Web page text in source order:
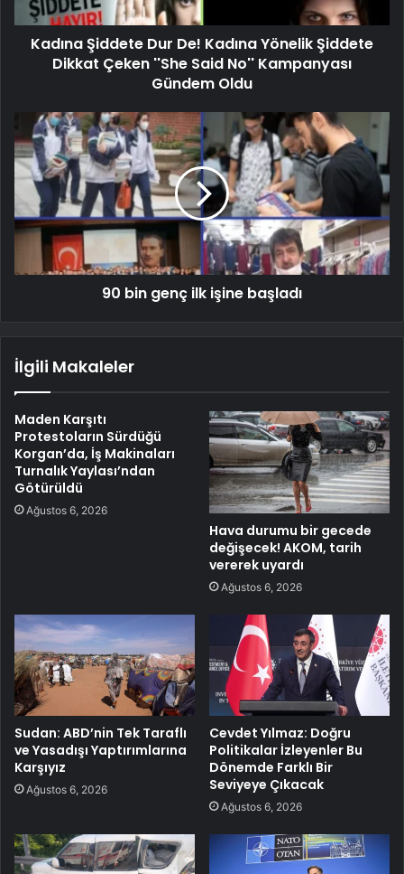
Kadına Şiddete Dur De! Kadına Yönelik Şiddete
Dikkat Çeken ''She Said No'' Kampanyası
Gündem Oldu
90 bin genç ilk işine başladı
İlgili Makaleler
Maden Karşıtı
Protestoların Sürdüğü
Korgan’da, İş Makinaları
Turnalık Yaylası’ndan
Götürüldü
Ağustos 6, 2026
Hava durumu bir gecede
değişecek! AKOM, tarih
vererek uyardı
Ağustos 6, 2026
Sudan: ABD’nin Tek Taraflı
ve Yasadışı Yaptırımlarına
Karşıyız
Ağustos 6, 2026
Cevdet Yılmaz: Doğru
Politikalar İzleyenler Bu
Dönemde Farklı Bir
Seviyeye Çıkacak
Ağustos 6, 2026